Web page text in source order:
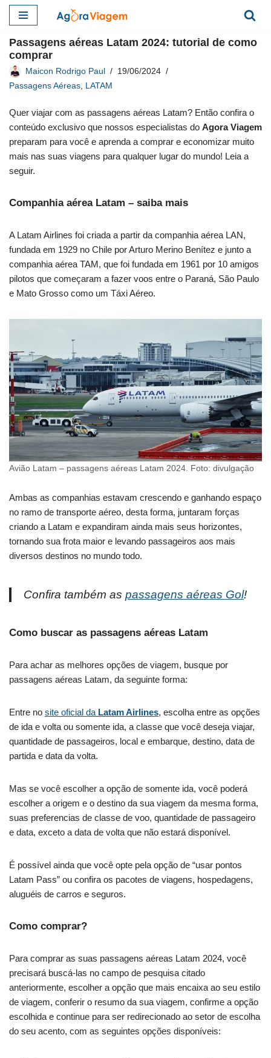
para
o
conteúdo
Passagens aéreas Latam 2024: tutorial de como
comprar
Maicon Rodrigo Paul
19/06/2024
Passagens Aéreas, LATAM
Quer viajar com as passagens aéreas Latam? Então confira o
conteúdo exclusivo que nossos especialistas do Agora Viagem
preparam para você e aprenda a comprar e economizar muito
mais nas suas viagens para qualquer lugar do mundo! Leia a
seguir.
Companhia aérea Latam – saiba mais
A Latam Airlines foi criada a partir da companhia aérea LAN,
fundada em 1929 no Chile por Arturo Merino Benítez e junto a
companhia aérea TAM, que foi fundada em 1961 por 10 amigos
pilotos que começaram a fazer voos entre o Paraná, São Paulo
e Mato Grosso como um Táxi Aéreo.
Avião Latam – passagens aéreas Latam 2024. Foto: divulgação
Ambas as companhias estavam crescendo e ganhando espaço
no ramo de transporte aéreo, desta forma, juntaram forças
criando a Latam e expandiram ainda mais seus horizontes,
tornando sua frota maior e levando passageiros aos mais
diversos destinos no mundo todo.
Confira também as passagens aéreas Gol!
Como buscar as passagens aéreas Latam
Para achar as melhores opções de viagem, busque por
passagens aéreas Latam, da seguinte forma:
Entre no site oficial da Latam Airlines, escolha entre as opções
de ida e volta ou somente ida, a classe que você deseja viajar,
quantidade de passageiros, local e embarque, destino, data de
partida e data da volta.
Mas se você escolher a opção de somente ida, você poderá
escolher a origem e o destino da sua viagem da mesma forma,
suas preferencias de classe de voo, quantidade de passageiro
e data, exceto a data de volta que não estará disponível.
É possível ainda que você opte pela opção de “usar pontos
Latam Pass” ou confira os pacotes de viagens, hospedagens,
aluguéis de carros e seguros.
Como comprar?
Para comprar as suas passagens aéreas Latam 2024, você
precisará buscá-las no campo de pesquisa citado
anteriormente, escolher a opção que mais encaixa ao seu estilo
de viagem, conferir o resumo da sua viagem, confirme a opção
escolhida e continue para ser redirecionado ao setor de escolha
do seu acento, com as seguintes opções disponíveis: